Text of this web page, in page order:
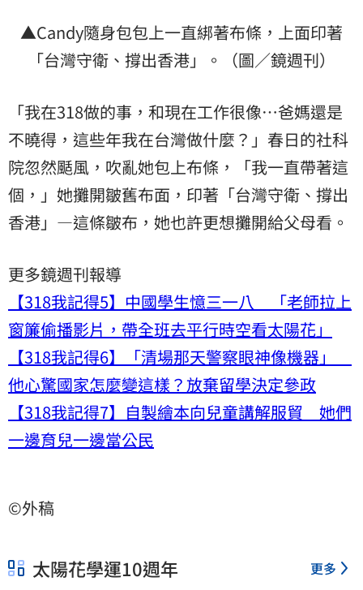
▲Candy隨身包包上一直綁著布條，上面印著
「台灣守衛、撐出香港」。（圖／鏡週刊）
「我在318做的事，和現在工作很像…爸媽還是
不曉得，這些年我在台灣做什麼？」春日的社科
院忽然颳風，吹亂她包上布條，「我一直帶著這
個，」她攤開皺舊布面，印著「台灣守衛、撐出
香港」—這條皺布，她也許更想攤開給父母看。
更多鏡週刊報導
【318我記得5】中國學生憶三一八 「老師拉上
窗簾偷播影片，帶全班去平行時空看太陽花」
【318我記得6】「清場那天警察眼神像機器」
他心驚國家怎麼變這樣？放棄留學決定參政
【318我記得7】自製繪本向兒童講解服貿 她們
一邊育兒一邊當公民
©外稿
太陽花學運10週年 更多